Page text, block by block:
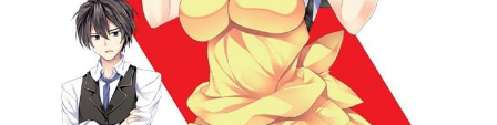
戦う日々が、今も続いてる。そこで
あなたは『賢者』として21人の魔法
使いを導き、＜大いなる厄災＞とい
う脅威からこの世界を救って欲しい
と頼まれる。これはあなたが、『月